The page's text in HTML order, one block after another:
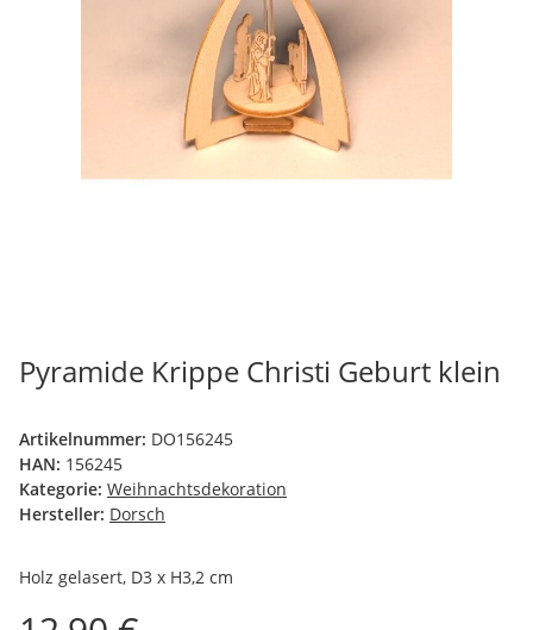
Pyramide Krippe Christi Geburt klein
Artikelnummer: DO156245
HAN: 156245
Kategorie: Weihnachtsdekoration
Hersteller: Dorsch
Holz gelasert, D3 x H3,2 cm